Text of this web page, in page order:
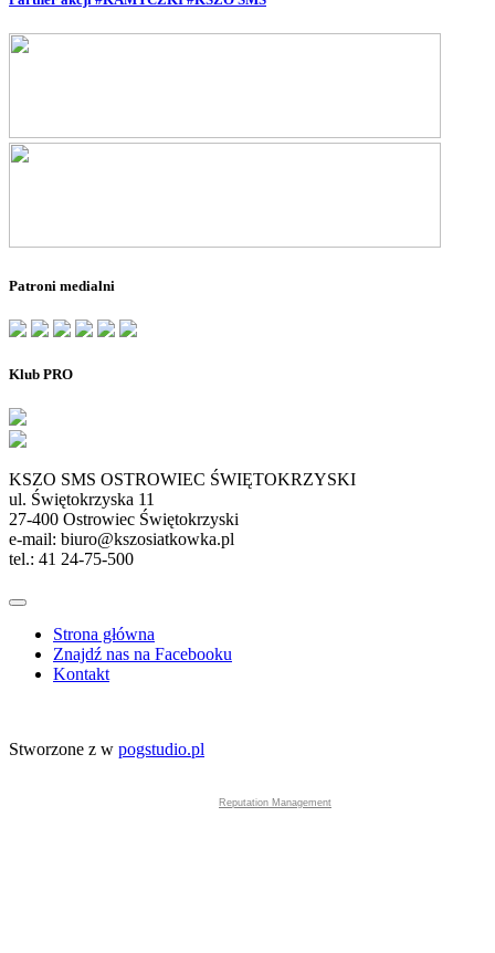
Patroni medialni
Klub PRO
KSZO SMS OSTROWIEC ŚWIĘTOKRZYSKI
ul. Świętokrzyska 11
27-400 Ostrowiec Świętokrzyski
e-mail: biuro@kszosiatkowka.pl
tel.: 41 24-75-500
Strona główna
Znajdź nas na Facebooku
Kontakt
Stworzone z w pogstudio.pl
Reputation Management